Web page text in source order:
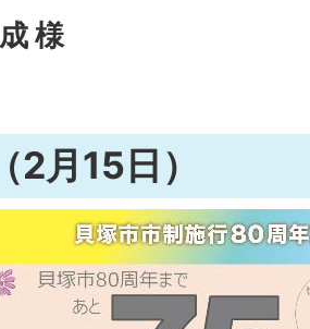
様
2月15日）